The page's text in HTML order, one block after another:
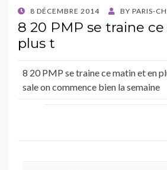
POSTED
ON
8 DÉCEMBRE 2014 BY PARIS-
8 20 PMP se traine
plus t
8 20 PMP se traine ce matin et en
sale on commence bien la semaine